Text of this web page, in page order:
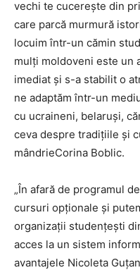
vechi te cucerește din
care parcă murmură
locuim într-un cămin
mulți moldoveni este un
imediat și s-a stabilit o
ne adaptăm într-un
cu ucraineni, belaruși,
ceva despre tradițiile și
mândrieCorina Boblic.
„În afară de programul
cursuri opționale și
organizații studențești
acces la un sistem
avantajele Nicoleta